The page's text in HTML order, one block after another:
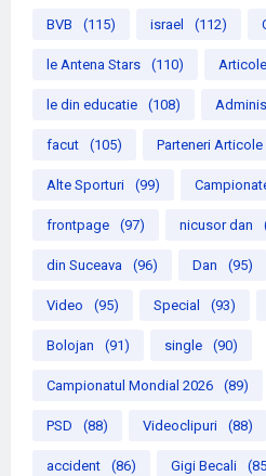
BVB (115) israel (112)
le Antena Stars (110) Articole
le din educatie (108)
facut (105) Parteneri Articole
Alte Sporturi (99)
frontpage (97) nicusor dan
din Suceava (96) Dan (95)
Video (95) Special (93)
Bolojan (91) single (90)
Campionatul Mondial 2026 (89)
PSD (88) Videoclipuri (88)
accident (86) Gigi Becali